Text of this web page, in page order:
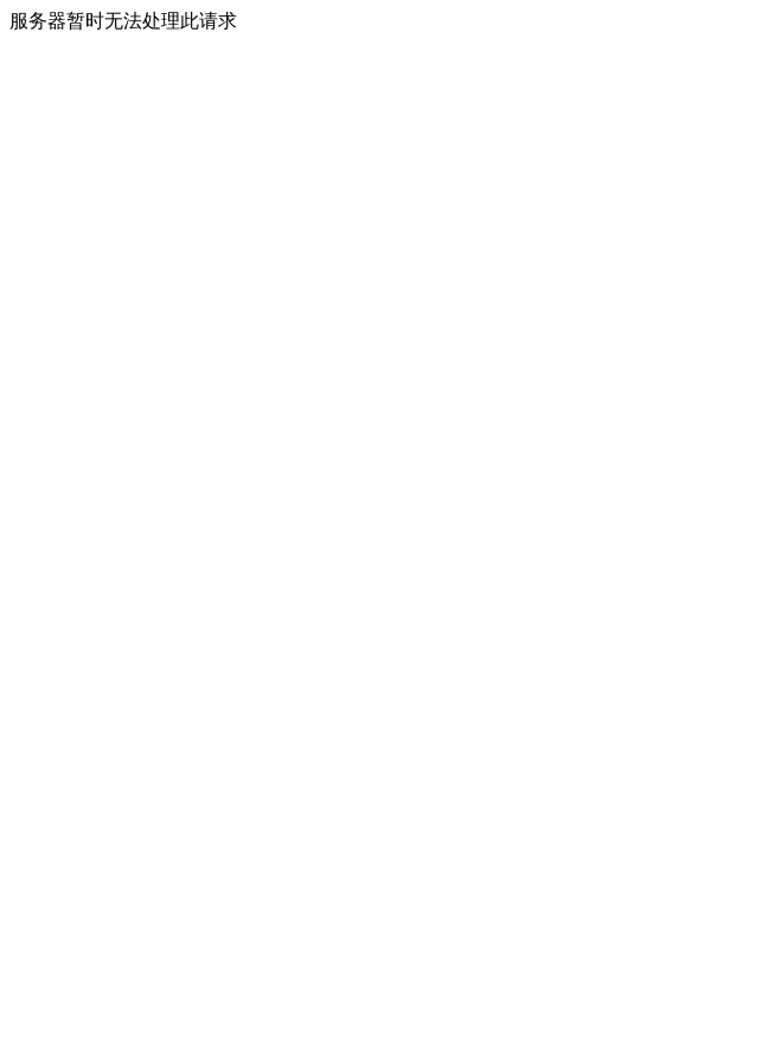
服务器暂时无法处理此请求